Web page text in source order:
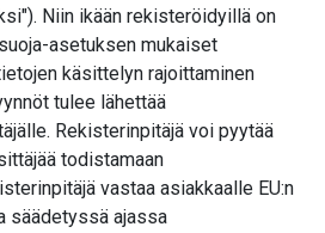
Niin ikään rekisteröidyillä on
asetuksen mukaiset
käsittelyn rajoittaminen
tulee lähettää
Rekisterinpitäjä voi pyytää
todistamaan
vastaa asiakkaalle EU:n
säädetyssä ajassa